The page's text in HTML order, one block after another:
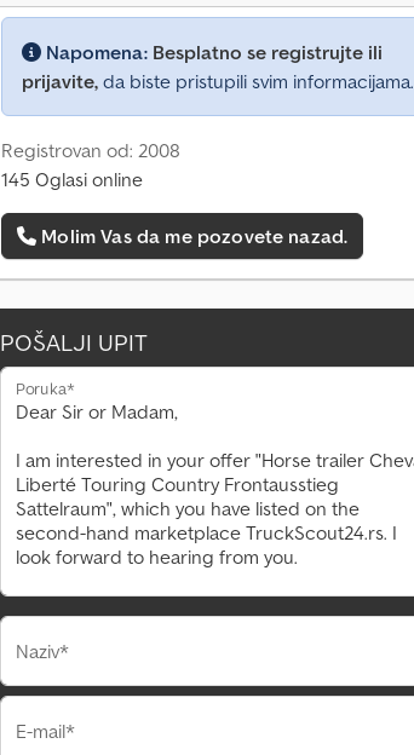
Napomena: Besplatno se registrujte ili
prijavite, da biste pristupili svim informacijama.
Registrovan od: 2008
145 Oglasi online
Molim Vas da me pozovete nazad.
POŠALJI UPIT
Poruka*
Naziv*
E-mail*